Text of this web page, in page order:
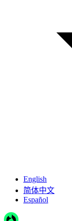
English
简体中文
Español